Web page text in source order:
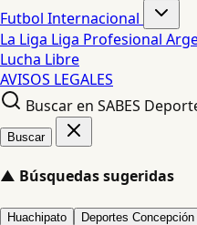
Futbol Internacional
La Liga Liga Profesional
Lucha Libre
AVISOS LEGALES
Buscar en SABES
Buscar
▲ Búsquedas sugeridas
Huachipato Deportes Concepción